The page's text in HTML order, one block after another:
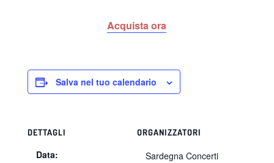
Acquista ora
Salva nel tuo calendario
DETTAGLI
Data:
ORGANIZZATORI
Sardegna Concerti